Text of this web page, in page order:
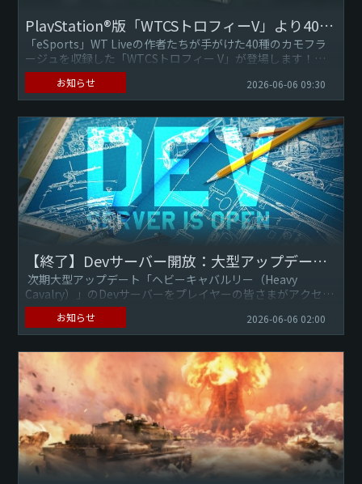
PlayStation®版「WTCSトロフィーV」より40個の新しいスキンを獲得可能！
「eSports」WT Liveの作者たちが手がけた40種のカモフラ
ージュを収録した「WTCSトロフィー V」が登場します！こ
の新トロフィーには、地上車両と航空機の様々な兵器向け
お知らせ 2026-06-06 09:30
【終了】Devサーバー開放：大型アップデート「ヘビーキャバルリー（Heavy Cavalry）」※6月18日 17:00更新
次期大型アップデート「ヘビーキャバルリー（Heavy
Cavalry）」のDevサーバーをプレイヤーの皆さまがアクセス
できるように開放！ 6月6日...
お知らせ 2026-06-06 02:00